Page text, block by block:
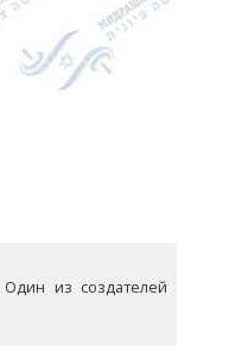
из создателей